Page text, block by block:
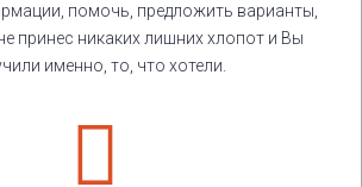
помочь, предложить варианты,
принес никаких лишних хлопот и Вы
именно, то, что хотели.
